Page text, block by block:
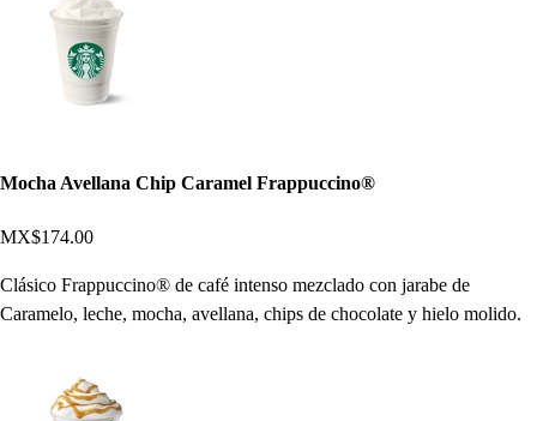
Mocha Avellana Chip Caramel Frappuccino®
MX$174.00
Clásico Frappuccino® de café intenso mezclado con jarabe de
Caramelo, leche, mocha, avellana, chips de chocolate y hielo molido.